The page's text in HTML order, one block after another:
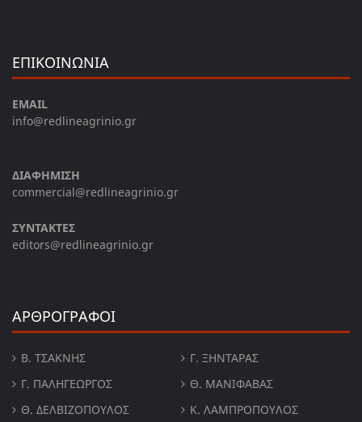
ΕΠΙΚΟΙΝΩΝΙΑ
EMAIL
info@redlineagrinio.gr
ΔΙΑΦΗΜΙΣΗ
commercial@redlineagrinio.gr
ΣΥΝΤΑΚΤΕΣ
editors@redlineagrinio.gr
ΑΡΘΡΟΓΡΑΦΟΙ
Β. ΤΣΆΚΝΗΣ
Γ. ΞΗΝΤΆΡΑΣ
Γ. ΠΑΛΗΓΕΏΡΓΟΣ
Θ. ΜΑΝΙΦΑΒΑΣ
Θ. ΔΕΛΒΙΖΌΠΟΥΛΟΣ
Κ. ΛΑΜΠΡΟΠΟΥΛΟΣ